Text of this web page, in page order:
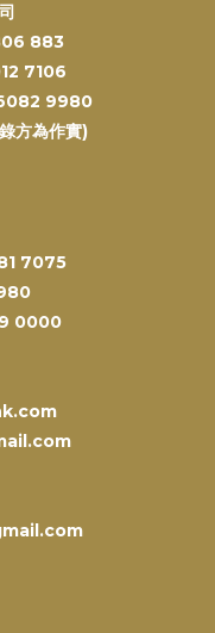
883
7106
9980
方為作實)
7075
0000